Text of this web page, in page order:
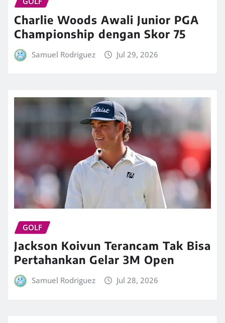
Charlie Woods Awali Junior PGA
Championship dengan Skor 75
Samuel Rodriguez Jul 29, 2026
GOLF
Jackson Koivun Terancam Tak Bisa
Pertahankan Gelar 3M Open
Samuel Rodriguez Jul 28, 2026